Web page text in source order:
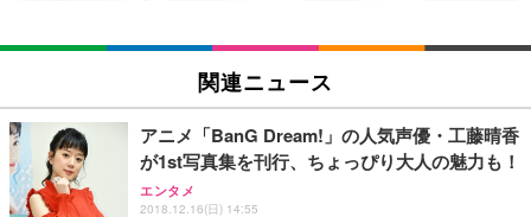
SIHOO B100 オフィスチェア／デスクチェア メッシ
ュチェア 人間工学 疲れない ブラック
￥27,999
Sezlife オフィスチェア デスクチェア 疲れない テレ
ワーク チェア 強化バックレスト 30度ロッキング機
EIZO ビジネス向けプレミアムモニター | FlexScan
￥109,572
【純正品】27"ゲーミングモニター DualSense 充電
フック付き（CFI-ZDM1J）
Amazonベーシック ペットシーツ 厚型 ワイド 42枚
x2袋(84枚) ホワイト(吸収面:ライトブルー)
￥3,234
ネオ・ルーライフ ネオ・オムツ L 中型犬用 26枚入
り 単品
関連ニュース
アニメ「BanG Dream!」の人気声優・工藤晴香
が1st写真集を刊行、ちょっぴり大人の魅力も！
エンタメ
2018.12.16(日) 14:55